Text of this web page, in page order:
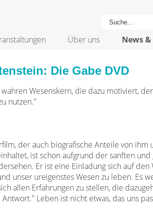
Über uns News &
Die Gabe DVD
Wesenskern, die dazu motiviert,
nutzen."
der auch biografische Anteile von ihm
ist schon aufgrund der sanften
Er ist eine Einladung sich auf den
unser ureigenstes Wesen zu leben. Es
allen Erfahrungen zu stellen, die
Leben ist nicht etwas, das uns